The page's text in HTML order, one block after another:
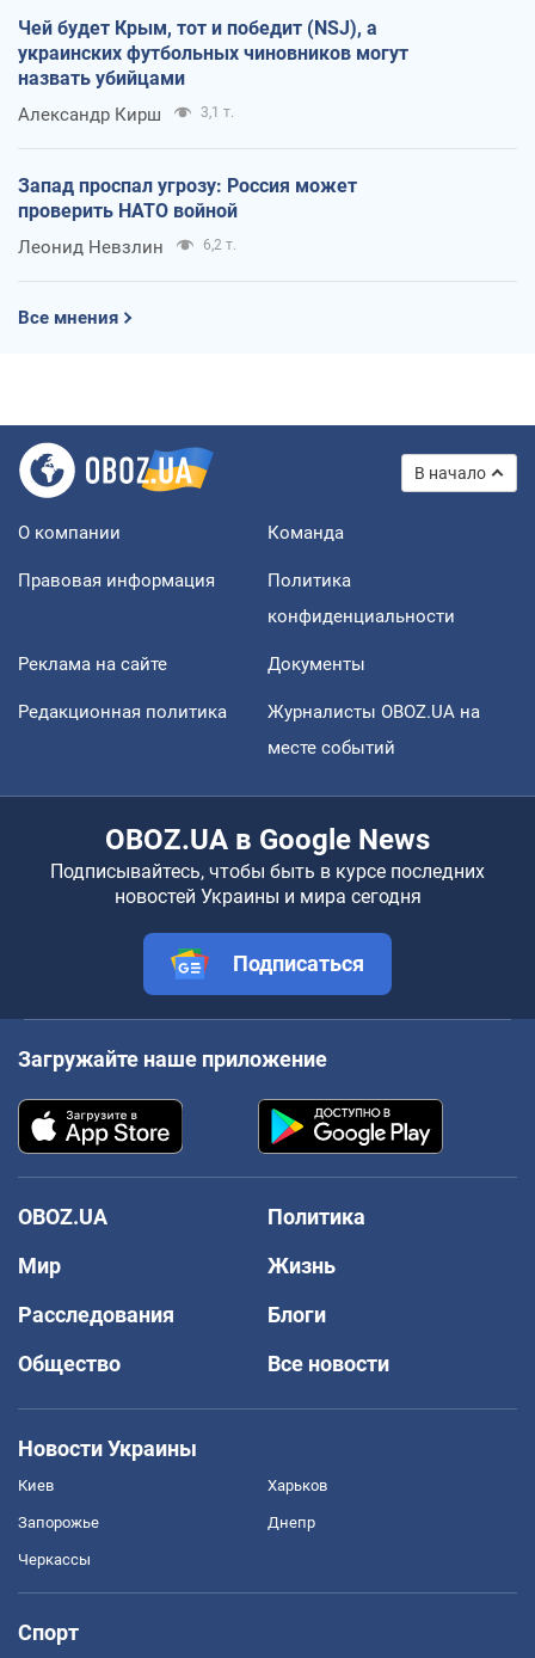
Чей будет Крым, тот и победит (NSJ), а
украинских футбольных чиновников могут
назвать убийцами
Александр Кирш 3,1 т.
Запад проспал угрозу: Россия может
проверить НАТО войной
Леонид Невзлин 6,2 т.
Все мнения
В начало
О компании Команда
Правовая информация
Политика
конфиденциальности
Реклама на сайте Документы
Редакционная политика
Журналисты OBOZ.UA на
месте событий
OBOZ.UA в Google News
Подписывайтесь, чтобы быть в курсе последних
новостей Украины и мира сегодня
Подписаться
Загружайте наше приложение
OBOZ.UA
Политика
Мир
Жизнь
Расследования
Блоги
Общество
Все новости
Новости Украины
Киев Харьков
Запорожье Днепр
Черкассы
Спорт